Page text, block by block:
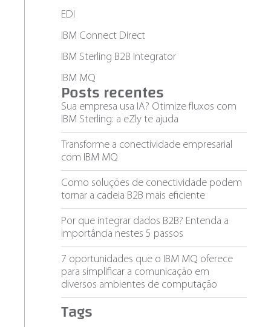
EDI
IBM Connect Direct
IBM Sterling B2B Integrator
IBM MQ
Posts recentes
Sua empresa usa IA? Otimize fluxos com
IBM Sterling: a eZly te ajuda
Transforme a conectividade empresarial
com IBM MQ
Como soluções de conectividade podem
tornar a cadeia B2B mais eficiente
Por que integrar dados B2B? Entenda a
importância nestes 5 passos
7 oportunidades que o IBM MQ oferece
para simplificar a comunicação em
diversos ambientes de computação
Tags